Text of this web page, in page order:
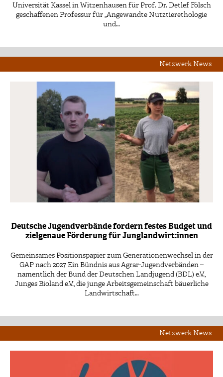
Universität Kassel in Witzenhausen für Prof. Dr. Detlef Fölsch
geschaffenen Professur für „Angewandte Nutztierethologie
und…
Netzwerk News
Deutsche Jugendverbände fordern festes Budget und
zielgenaue Förderung für Junglandwirt:innen
Gemeinsames Positionspapier zum Generationenwechsel in der
GAP nach 2027 Ein Bündnis aus Agrar-Jugendverbänden –
namentlich der Bund der Deutschen Landjugend (BDL) e.V.,
Junges Bioland e.V., die junge Arbeitsgemeinschaft bäuerliche
Landwirtschaft…
Netzwerk News